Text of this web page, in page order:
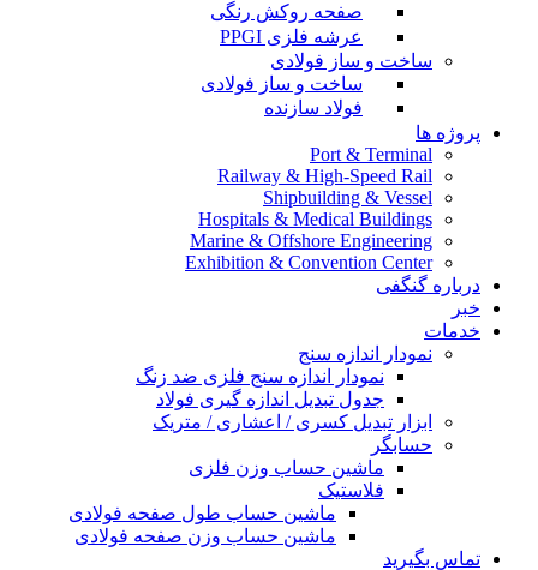
صفحه روکش رنگی
عرشه فلزی PPGI
ساخت و ساز فولادی
ساخت و ساز فولادی
فولاد سازنده
پروژه ها
Port & Terminal
Railway & High-Speed Rail
Shipbuilding & Vessel
Hospitals & Medical Buildings
Marine & Offshore Engineering
Exhibition & Convention Center
درباره گنگفی
خبر
خدمات
نمودار اندازه سنج
نمودار اندازه سنج فلزی ضد زنگ
جدول تبدیل اندازه گیری فولاد
ابزار تبدیل کسری / اعشاری / متریک
حسابگر
ماشین حساب وزن فلزی
فلاستیک
ماشین حساب طول صفحه فولادی
ماشین حساب وزن صفحه فولادی
تماس بگیرید